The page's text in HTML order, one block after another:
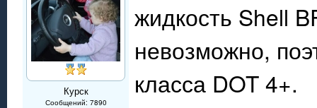
Курск
Сообщений: 7890
жидкость Shell
невозможно,
класса DOT 4+.